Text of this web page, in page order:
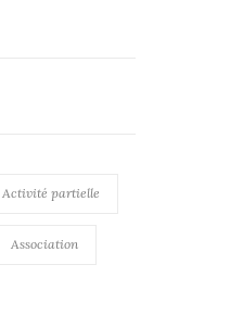
Activité partielle
Association